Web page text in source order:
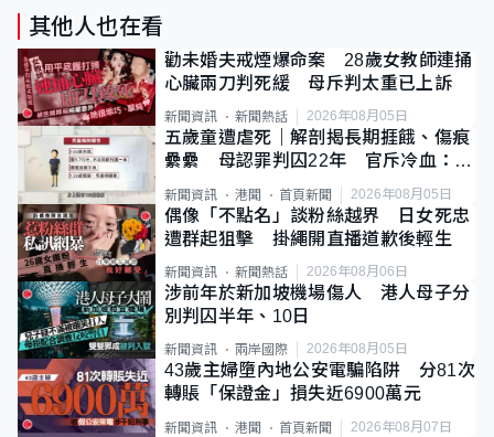
其他人也在看
勸未婚夫戒煙爆命案 28歲女教師連捅
心臟兩刀判死緩 母斥判太重已上訴
新聞資訊 新聞熱話 2026年08月05日
五歲童遭虐死｜解剖揭長期捱餓、傷痕
纍纍 母認罪判囚22年 官斥冷血：同
類案最惡劣
新聞資訊 港聞 首頁新聞 2026年08月05日
偶像「不點名」談粉絲越界 日女死忠
遭群起狙擊 掛繩開直播道歉後輕生
新聞資訊 新聞熱話 2026年08月06日
涉前年於新加坡機場傷人 港人母子分
別判囚半年、10日
新聞資訊 兩岸國際 2026年08月05日
43歲主婦墮內地公安電騙陷阱 分81次
轉賬「保證金」損失近6900萬元
新聞資訊 港聞 首頁新聞 2026年08月07日